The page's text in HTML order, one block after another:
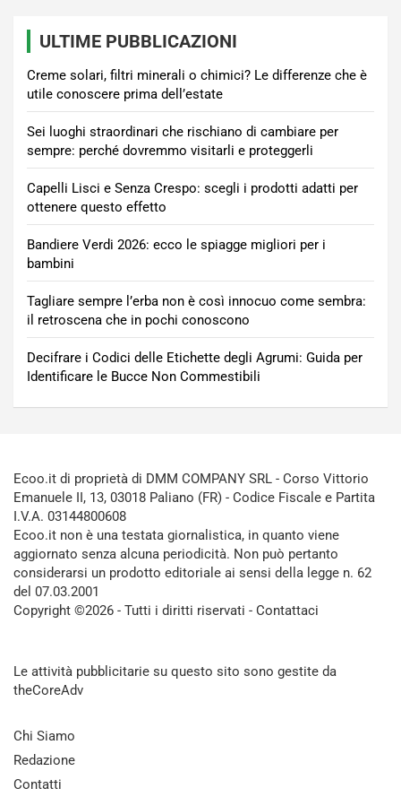
ULTIME PUBBLICAZIONI
Creme solari, filtri minerali o chimici? Le differenze che è
utile conoscere prima dell’estate
Sei luoghi straordinari che rischiano di cambiare per
sempre: perché dovremmo visitarli e proteggerli
Capelli Lisci e Senza Crespo: scegli i prodotti adatti per
ottenere questo effetto
Bandiere Verdi 2026: ecco le spiagge migliori per i
bambini
Tagliare sempre l’erba non è così innocuo come sembra:
il retroscena che in pochi conoscono
Decifrare i Codici delle Etichette degli Agrumi: Guida per
Identificare le Bucce Non Commestibili
Ecoo.it di proprietà di DMM COMPANY SRL - Corso Vittorio
Emanuele II, 13, 03018 Paliano (FR) - Codice Fiscale e Partita
I.V.A. 03144800608
Ecoo.it non è una testata giornalistica, in quanto viene
aggiornato senza alcuna periodicità. Non può pertanto
considerarsi un prodotto editoriale ai sensi della legge n. 62
del 07.03.2001
Copyright ©2026 - Tutti i diritti riservati - Contattaci
Le attività pubblicitarie su questo sito sono gestite da
theCoreAdv
Chi Siamo
Redazione
Contatti